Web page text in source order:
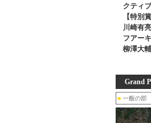
クティ
【特別
川崎有
フアー
柳澤大
Grand
■ 一般の部